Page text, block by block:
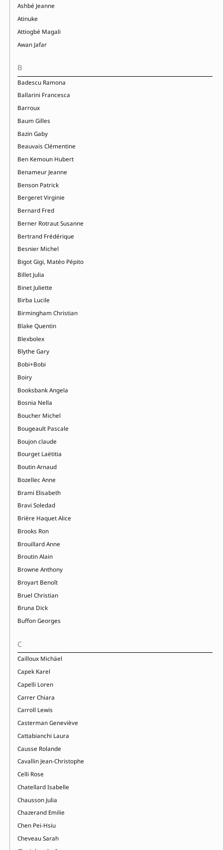
Ashbé Jeanne
Atinuke
Attiogbé Magali
Awan Jafar
B
Badescu Ramona
Ballarini Francesca
Barroux
Baum Gilles
Bazin Gaby
Beauvais Clémentine
Ben Kemoun Hubert
Benameur Jeanne
Benson Patrick
Bergeret Virginie
Bernard Fred
Berner Rotraut Susanne
Bertrand Frédérique
Besnier Michel
Bigot Gigi, Matéo Pépito
Billet Julia
Binet Juliette
Birba Lucile
Birmingham Christian
Blake Quentin
Blexbolex
Blythe Gary
Bobi+Bobi
Boiry
Booksbank Angela
Bosnia Nella
Boucher Michel
Bougeault Pascale
Boujon claude
Bourget Laëtitia
Boutin Arnaud
Bozellec Anne
Brami Elisabeth
Bravi Soledad
Brière Haquet Alice
Brooks Ron
Brouillard Anne
Broutin Alain
Browne Anthony
Broyart Benoît
Bruel Christian
Bruna Dick
Buffon Georges
C
Cailloux Michäel
Capek Karel
Capelli Loren
Carrer Chiara
Carroll Lewis
Casterman Geneviève
Cattabianchi Laura
Causse Rolande
Cavallin Jean-Christophe
Celli Rose
Chatellard Isabelle
Chausson Julia
Chazerand Emilie
Chen Pei-Hsiu
Cheveau Sarah